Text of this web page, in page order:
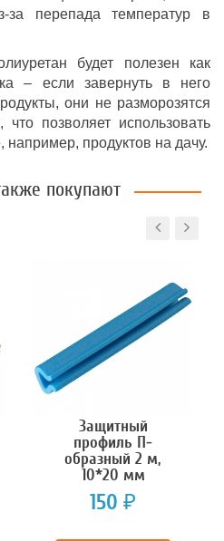
за перепада температур в
будет полезен как
– если завернуть в него
они не разморозятся
что позволяет использовать
например, продуктов на дачу.
покупают
Защитный
профиль П-
образный 2 м,
10*20 мм
150 ₽